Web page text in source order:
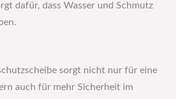
dafür, dass Wasser und Schmutz
sorgt nicht nur für eine
auch für mehr Sicherheit im